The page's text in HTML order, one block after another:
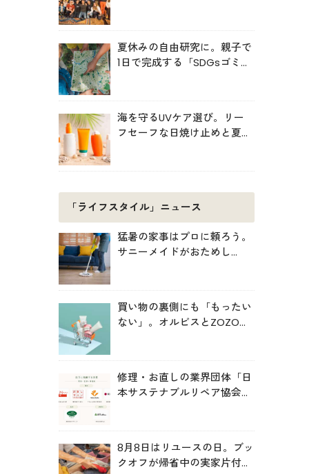
夏休みの自由研究に。親子で
1日で完成する「SDGsゴミ・
海を守るUVケア選び。リー
フセーフな日焼け止めと夏の
「ライフスタイル」ニュース
猛暑の家事はプロに頼ろう。
サニーメイドがおためし
買い物の裏側にも「もったい
ない」。オルビスとZOZOが
修理・お直しの業界団体「日
本サステナブルリペア協会
8月8日はリユースの日。ブッ
クオフが帰省中の実家片付け